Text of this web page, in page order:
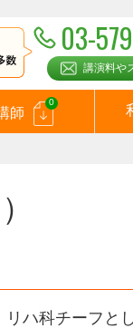
03-
講演料や
師
0
ハ科チーフと